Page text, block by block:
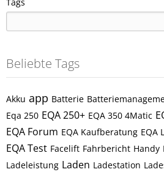
Beliebte Tags
Akku app Batterie
Eqa 250 EQA 250+ EQA 350 4Matic
EQA Forum EQA Kaufberatung EQA
EQA Test Facelift Fahrbericht Handy
Ladeleistung Laden Ladestation